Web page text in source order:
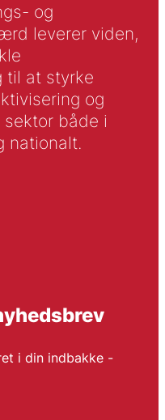
og
leverer viden,
til at styrke
og
både i
nationalt.
i din indbakke -